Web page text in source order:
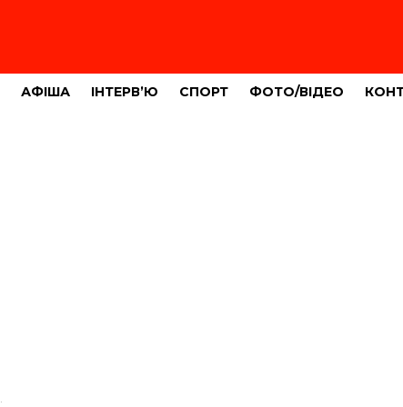
АФІША ІНТЕРВ’Ю СПОРТ ФОТО/ВІДЕО